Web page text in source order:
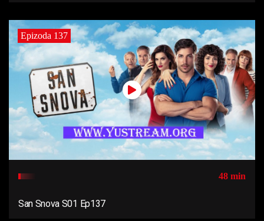
Epizoda 137
48 min
San Snova S01 Ep137